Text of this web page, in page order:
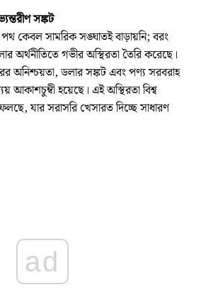
সঙ্কট
কেবল সামরিক সঙ্ঘাতই বাড়ায়নি; বরং
অর্থনীতিতে গভীর অস্থিরতা তৈরি করেছে।
অনিশ্চয়তা, ডলার সঙ্কট এবং পণ্য সরবরাহ
আকাশচুম্বী হয়েছে। এই অস্থিরতা বিশ্ব
যার সরাসরি খেসারত দিচ্ছে সাধারণ
ad